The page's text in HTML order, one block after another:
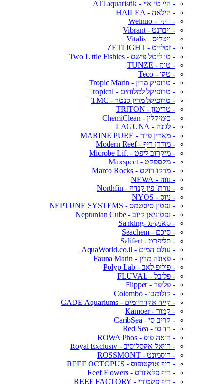
- היי טי איי - ATI aquaristik
- הילאה - HAILEA
- וויניו - Weinuo
- ויברנט - Vibrant
- ויטליס - Vitalis
- זטלייט - ZETLIGHT
- טו ליטל פישס - Two Little Fishies
- טונז - TUNZE
- טקו - Teco
- טרופיק מרין - Tropic Marin
- טרופיקל למלוחים - Tropical
- טרופיקל מרין סנטר - TMC
- טריטון - TRITON
- כימיקלין - ChemiClean
- לגונה - LAGUNA
- מארין פיור - MARINE PURE
- מודרן ריף - Modern Reef
- מיקרוב ליפט - Microbe Lift
- מקספקט - Maxspect
- מרקו רוקס - Marco Rocks
- נווה - NEWA
- נורת' פין קנדה - Northfin
- ניוס - NYOS
- נפטון סיסטמס - NEPTUNE SYSTEMS
- נפטוניאן קיוב - Neptunian Cube
- סאנקינג -Sanking
- סיכם - Seachem
- סליפרט - Salifert
- עולם המים - AquaWorld.co.il
- פאונה מרין - Fauna Marin
- פוליפ לאב - Polyp Lab
- פלובל - FLUVAL
- פליפר - Flipper
- קולומבו - Colombo
- קייד אקווריומים - CADE Aquariums
- קמור - Kamoer
- קריב סי - CaribSea
- רד סי - Red Sea
- רואה פוס - ROWA Phos
- רויאל אקסלוסיב - Royal Exclusiv
- רוסמונט - ROSSMONT
- ריף אוקטופוס - REEF OCTOPUS
- ריף פלאוורס - Reef Flowers
- ריף פקטורי - REEF FACTORY